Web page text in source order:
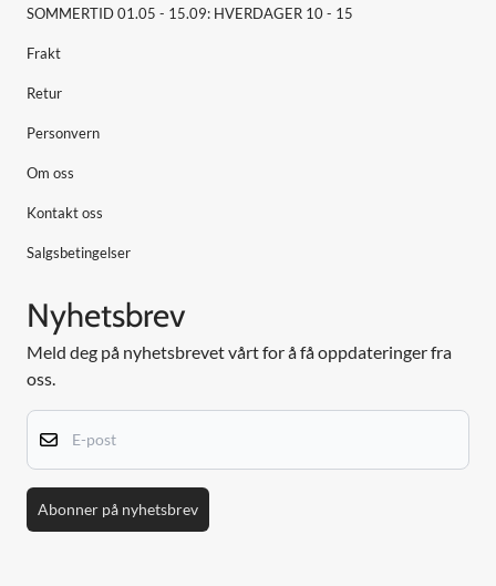
SOMMERTID 01.05 - 15.09: HVERDAGER 10 - 15
Frakt
Retur
Personvern
Om oss
Kontakt oss
Salgsbetingelser
Nyhetsbrev
Meld deg på nyhetsbrevet vårt for å få oppdateringer fra
oss.
E-post
Abonner på nyhetsbrev